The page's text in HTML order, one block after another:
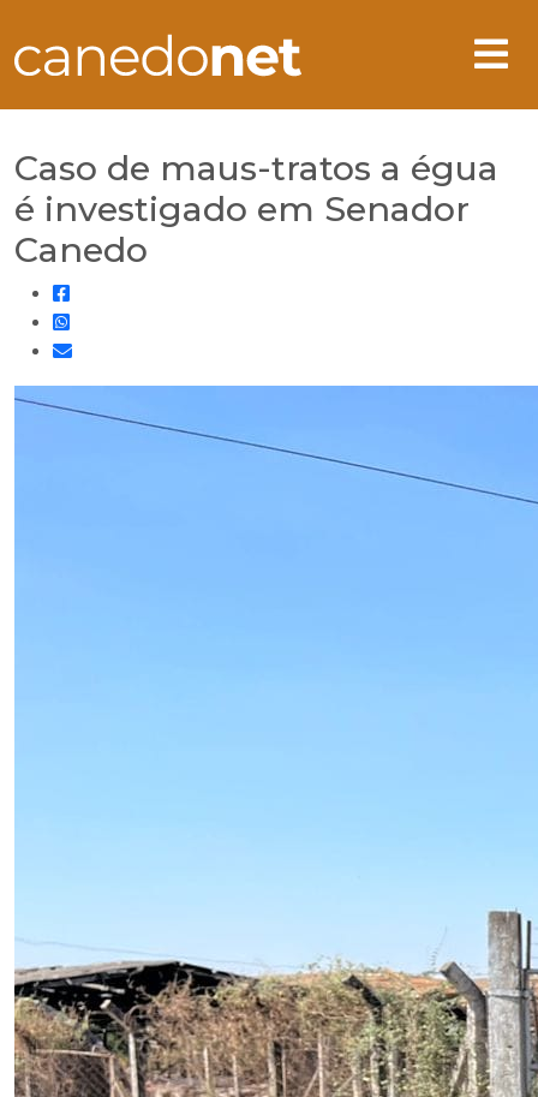
Caso de maus-tratos a égua
é investigado em Senador
Canedo